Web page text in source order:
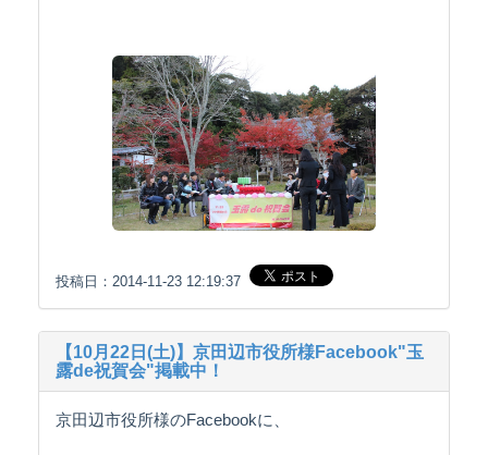
投稿日：2014-11-23 12:19:37
【10月22日(土)】京田辺市役所様Facebook"玉
露de祝賀会"掲載中！
京田辺市役所様のFacebookに、